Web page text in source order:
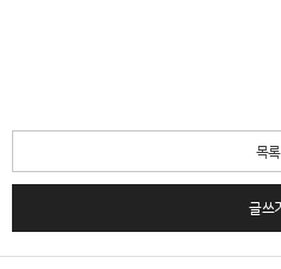
목록
글쓰기